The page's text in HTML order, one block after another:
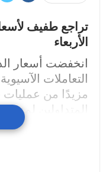
تراجع طفيف
الأربعاء
انخفضت أسعار
التعاملات
مزيدًا من
المتداولين
الرئيس الأمريكي